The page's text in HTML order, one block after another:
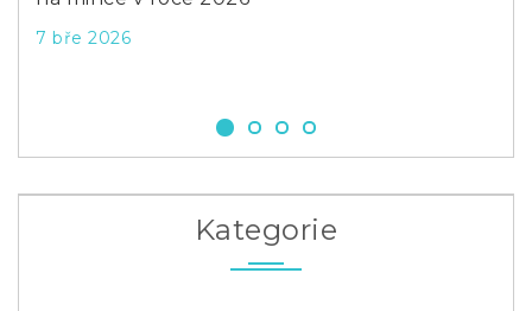
7 bře 2026
Kategorie